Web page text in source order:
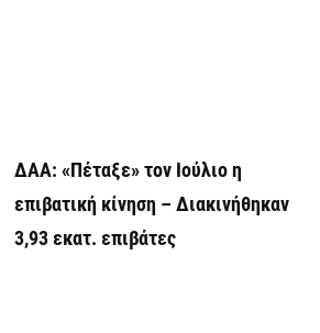
ΔΑΑ: «Πέταξε» τον Ιούλιο η
επιβατική κίνηση – Διακινήθηκαν
3,93 εκατ. επιβάτες